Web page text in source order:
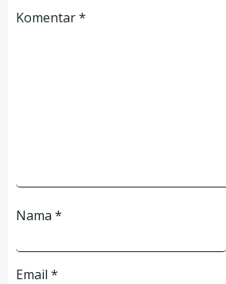
Komentar*
Nama *
Email *